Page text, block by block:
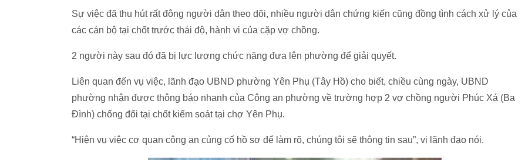
Sự việc đã thu hút rất đông người dân theo dõi, nhiều người dân chứng kiến cũng đồng tình cách xử lý của
các cán bộ tại chốt trước thái độ, hành vi của cặp vợ chồng.
2 người này sau đó đã bị lực lượng chức năng đưa lên phường để giải quyết.
Liên quan đến vụ việc, lãnh đạo UBND phường Yên Phụ (Tây Hồ) cho biết, chiều cùng ngày, UBND
phường nhận được thông báo nhanh của Công an phường về trường hợp 2 vợ chồng người Phúc Xá (Ba
Đình) chống đối tại chốt kiểm soát tại chợ Yên Phụ.
“Hiện vụ việc cơ quan công an củng cố hồ sơ để làm rõ, chúng tôi sẽ thông tin sau”, vị lãnh đạo nói.